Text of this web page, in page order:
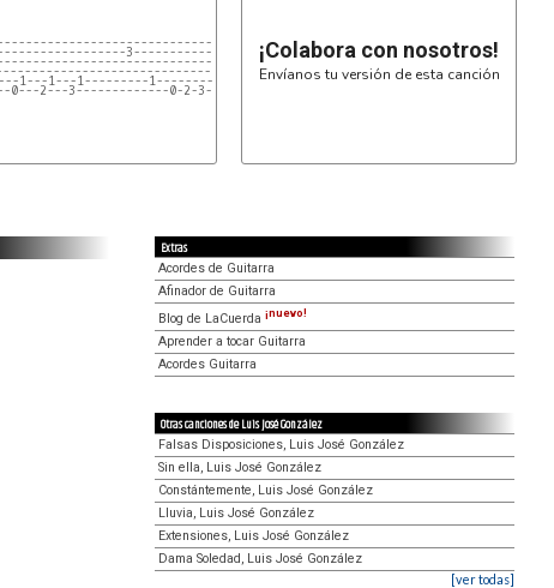
3----------------------
1---1---1---------1-----------1-------
0---2---3-------------0-2-3-2-0----------
¡Colabora con nosotros!
Envíanos tu versión de esta canción
Extras
Acordes de Guitarra
Afinador de Guitarra
Blog de LaCuerda ¡nuevo!
Aprender a tocar Guitarra
Acordes Guitarra
Otras canciones de Luis José González
Falsas Disposiciones, Luis José González
Sin ella, Luis José González
Constántemente, Luis José González
Lluvia, Luis José González
Extensiones, Luis José González
Dama Soledad, Luis José González
[ver todas]